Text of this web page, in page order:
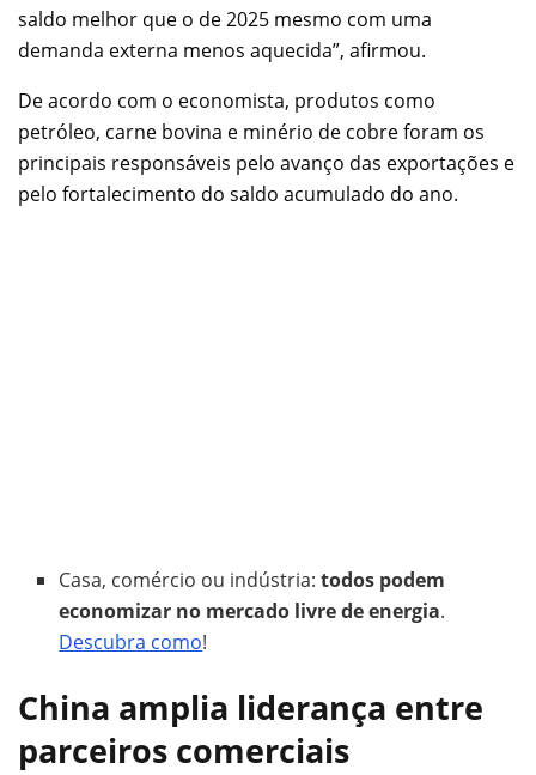
saldo melhor que o de 2025 mesmo com uma
demanda externa menos aquecida”, afirmou.
De acordo com o economista, produtos como
petróleo, carne bovina e minério de cobre foram os
principais responsáveis pelo avanço das exportações e
pelo fortalecimento do saldo acumulado do ano.
Casa, comércio ou indústria:todos podem
economizar no mercado livre de energia.
Descubra como!
China amplia liderança entre
parceiros comerciais